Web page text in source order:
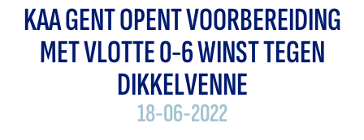
KAA GENT OPENT VOORBEREIDING
MET VLOTTE 0-6 WINST TEGEN
DIKKELVENNE
18-06-2022